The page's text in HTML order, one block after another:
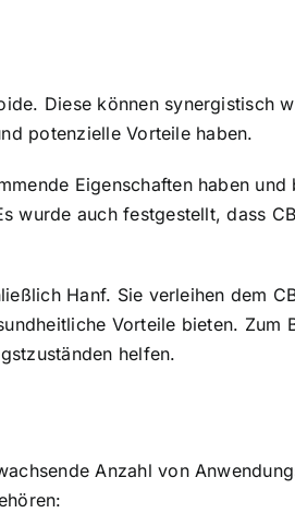
Diese können synergistisch
potenzielle Vorteile haben.
Eigenschaften haben
wurde auch festgestellt, dass
Hanf. Sie verleihen dem
Vorteile bieten. Zum
helfen.
Anzahl von